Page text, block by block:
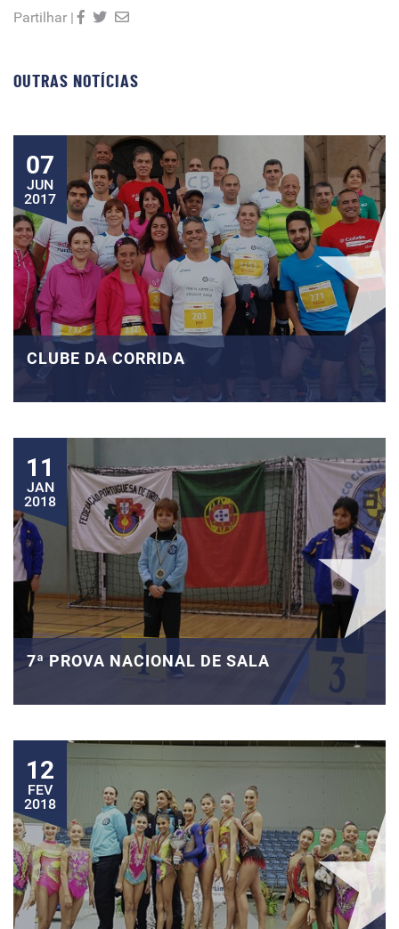
Partilhar |
OUTRAS NOTÍCIAS
07
JUN
2017
CLUBE DA CORRIDA
11
JAN
2018
7ª PROVA NACIONAL DE SALA
12
FEV
2018